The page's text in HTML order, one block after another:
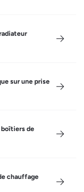
sur une prise
de
chauffage